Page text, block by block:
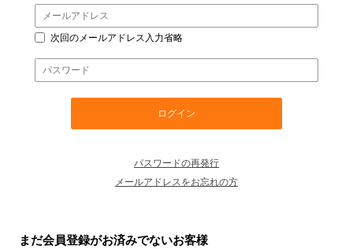
次回のメールアドレス入力省略
パスワードの再発行
メールアドレスをお忘れの方
まだ会員登録がお済みでないお客様